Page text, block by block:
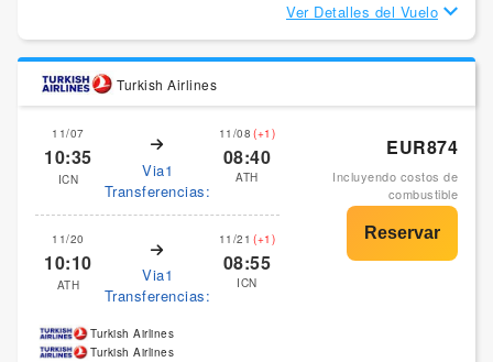
Ver Detalles del Vuelo
Turkish Airlines
11/07
10:35
ICN
Via1
Transferencias:
11/08 (+1)
08:40
ATH
11/20
10:10
ATH
Via1
Transferencias:
11/21 (+1)
08:55
ICN
EUR874
Incluyendo costos de
combustible
Turkish Airlines
Turkish Airlines